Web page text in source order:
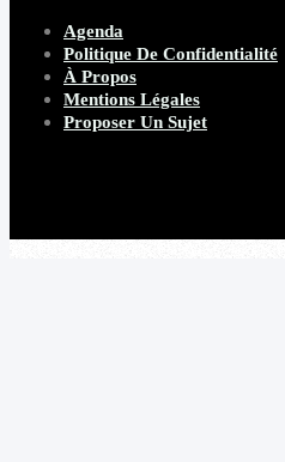
Agenda
Politique De Confidentialité
À Propos
Mentions Légales
Proposer Un Sujet